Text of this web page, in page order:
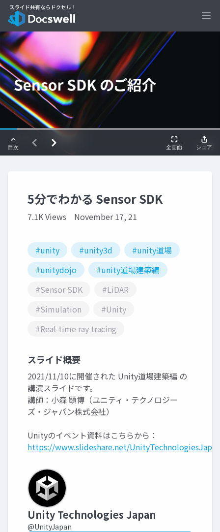
5分でわかる Sensor SDK
7.1K Views November 17, 21
#unity #unity3d
#unity道場
#unitydojo
#unity道場建築編
#Sensor SDK
#LiDAR
#Simulation
#Unity
#Real-time ray tracing
スライド概要
2021/11/10に開催された Unity道場建築編 の
講演スライドです。
講師：小森 顕博（ユニティ・テクノロジー
ズ・ジャパン株式会社）
Unityのイベント資料はこちらから：
https://www.slideshare.net/
Unity Technologies Japan
@UnityJapan